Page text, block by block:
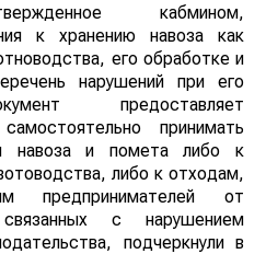
кабмином,
к хранению навоза как
его обработке и
нарушений при его
предоставляет
принимать
навоза и помета либо к
либо к отходам,
предпринимателей от
с нарушением
подчеркнули в